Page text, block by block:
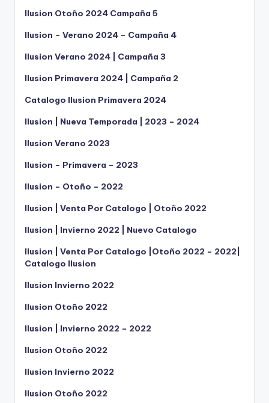
Ilusion Otoño 2024 Campaña 5
Ilusion – Verano 2024 – Campaña 4
Ilusion Verano 2024 | Campaña 3
Ilusion Primavera 2024 | Campaña 2
Catalogo Ilusion Primavera 2024
Ilusion | Nueva Temporada | 2023 – 2024
Ilusion Verano 2023
Ilusion – Primavera – 2023
Ilusion – Otoño – 2022
Ilusion | Venta Por Catalogo | Otoño 2022
Ilusion | Invierno 2022 | Nuevo Catalogo
Ilusion | Venta Por Catalogo |Otoño 2022 – 2022|
Catalogo Ilusion
Ilusion Invierno 2022
Ilusion Otoño 2022
Ilusion | Invierno 2022 – 2022
Ilusion Otoño 2022
Ilusion Invierno 2022
Ilusion Otoño 2022